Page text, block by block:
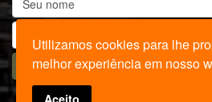
Utilizamos cookies para lhe
melhor experiência em nosso
Aceito